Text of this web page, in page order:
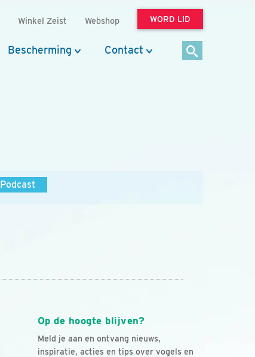
Winkel Zeist Webshop WORD LID
Bescherming Contact
Podcast
Op de hoogte blijven?
Meld je aan en ontvang nieuws,
inspiratie, acties en tips over vogels en